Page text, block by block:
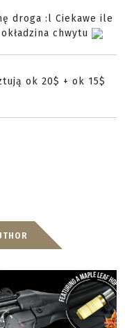
droga :l Ciekawe ile
chwytu
ok 20$ + ok 15$